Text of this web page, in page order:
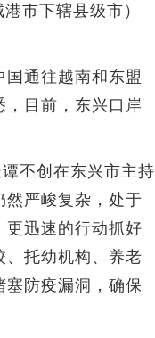
市下辖县级市）
通往越南和东盟
目前，东兴口岸
丕创在东兴市主持
然严峻复杂，处于
更迅速的行动抓好
、托幼机构、养老
塞防疫漏洞，确保